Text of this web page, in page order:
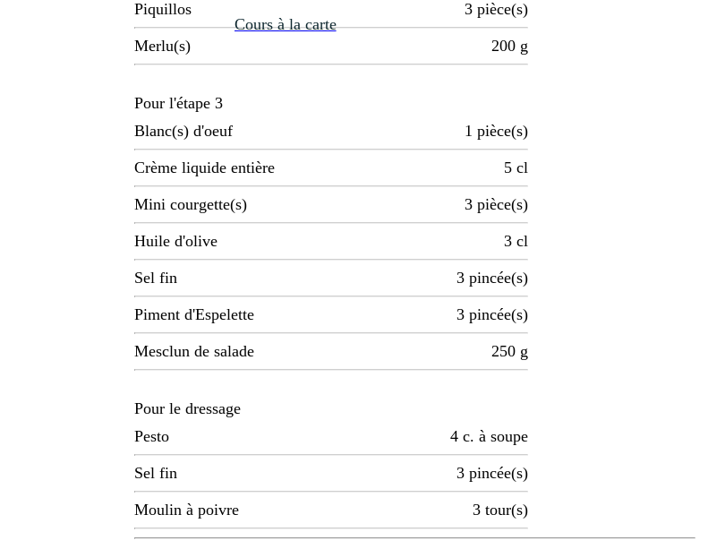
Cours à la carte
Piquillos 3 pièce(s)
Merlu(s) 200 g
Pour l'étape 3
Blanc(s) d'oeuf
1 pièce(s)
Crème liquide entière 5 cl
Mini courgette(s) 3 pièce(s)
Huile d'olive 3 cl
Sel fin 3 pincée(s)
Piment d'Espelette 3 pincée(s)
Mesclun de salade 250 g
Pour le dressage
Pesto
4 c. à soupe
Sel fin 3 pincée(s)
Moulin à poivre 3 tour(s)